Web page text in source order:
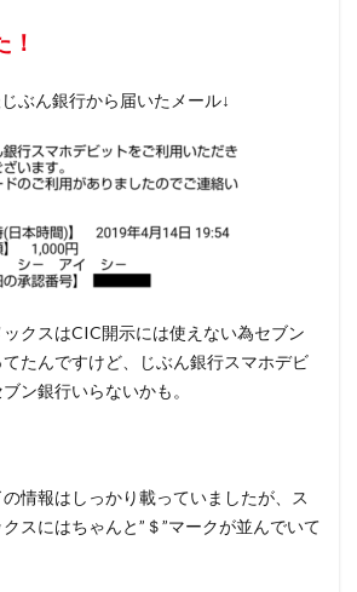
！
ぶん銀行から届いたメール↓
クスはCIC開示には使えない為セブン
たんですけど、じぶん銀行スマホデビ
ン銀行いらないかも。
情報はしっかり載っていましたが、ス
スにはちゃんと”＄”マークが並んでいて